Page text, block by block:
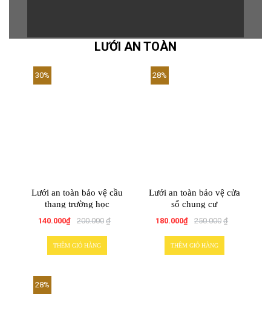
LƯỚI AN TOÀN
30%
Lưới an toàn bảo vệ cầu
thang trường học
140.000₫ 200.000 ₫
THÊM GIỎ HÀNG
28%
Lưới an toàn bảo vệ cửa
sổ chung cư
180.000₫ 250.000 ₫
THÊM GIỎ HÀNG
28%